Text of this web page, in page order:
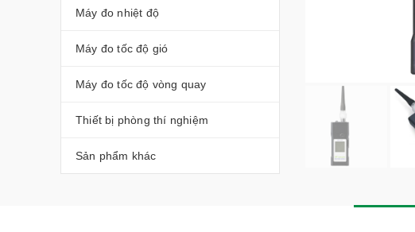
Máy đo nhiệt độ
Máy đo tốc độ gió
Máy đo tốc độ vòng quay
Thiết bị phòng thí nghiệm
Sản phẩm khác